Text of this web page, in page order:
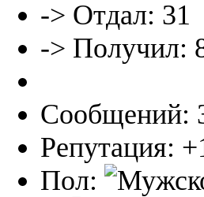
-> Отдал: 31
-> Получил:
Сообщений:
Репутация:
Пол: